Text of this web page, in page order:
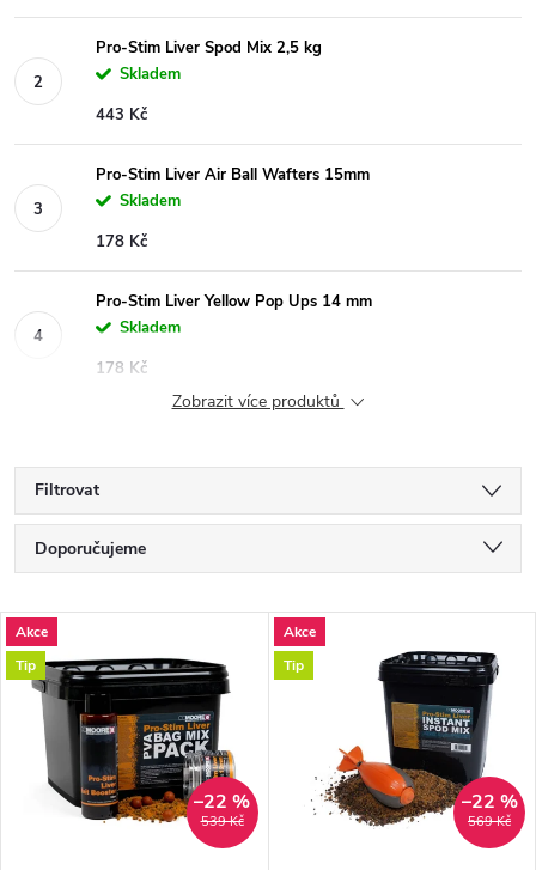
Pro-Stim Liver Spod Mix 2,5 kg
Skladem
443 Kč
Pro-Stim Liver Air Ball Wafters 15mm
Skladem
178 Kč
Pro-Stim Liver Yellow Pop Ups 14 mm
Skladem
178 Kč
Zobrazit více produktů
Filtrovat
Ř
a
z
Doporučujeme
Nejdražší
Nejprodávanější
Abecedně
V
ý
Akce
Tip
539 Kč
–22 %
Akce
Tip
569 Kč
–22 %